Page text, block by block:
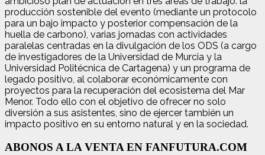
producción sostenible del evento (mediante un protocolo
para un bajo impacto y posterior compensación de la
huella de carbono), varias jornadas con actividades
paralelas centradas en la divulgación de los ODS (a cargo
de investigadores de la Universidad de Murcia y la
Universidad Politécnica de Cartagena) y un programa de
legado positivo, al colaborar económicamente con
proyectos para la recuperación del ecosistema del Mar
Menor. Todo ello con el objetivo de ofrecer no solo
diversión a sus asistentes, sino de ejercer también un
impacto positivo en su entorno natural y en la sociedad.
ABONOS A LA VENTA EN FANFUTURA.COM